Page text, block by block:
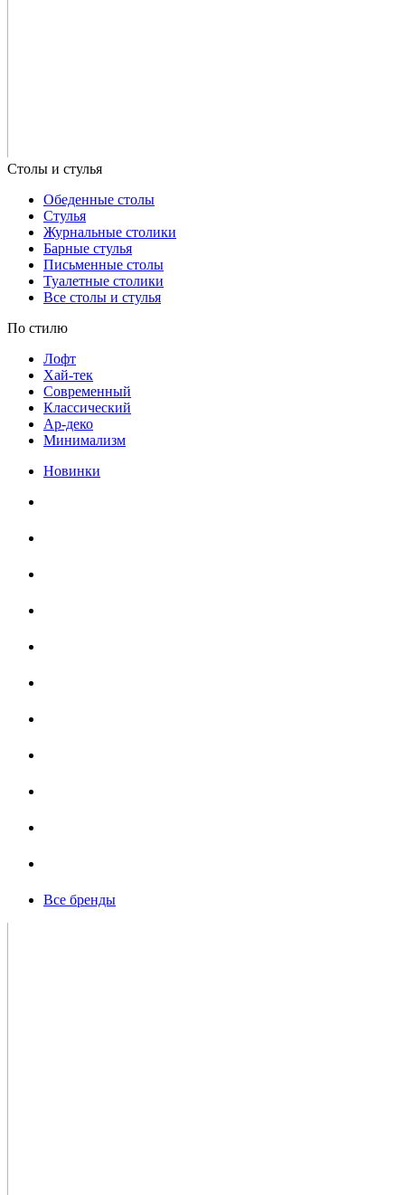
Обеденные столы
Стулья
Журнальные столики
Барные стулья
Письменные столы
Туалетные столики